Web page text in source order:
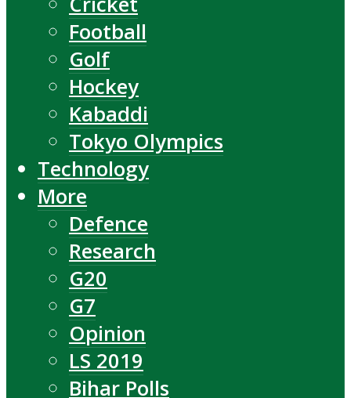
Football
Golf
Hockey
Kabaddi
Tokyo Olympics
Technology
More
Defence
Research
G20
G7
Opinion
LS 2019
Bihar Polls